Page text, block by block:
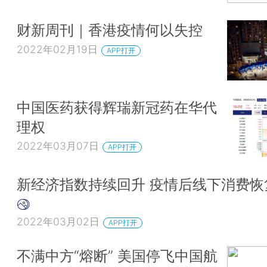
财新周刊｜香港疫情何以失控
2022年02月19日 APP打开
中国医药获得辉瑞新冠药在华代
理权
2022年03月07日 APP打开
新经济指数持续回升 疫情后线下消费
2022年03月02日 APP打开
不满中方“熔断” 美国停飞中国航